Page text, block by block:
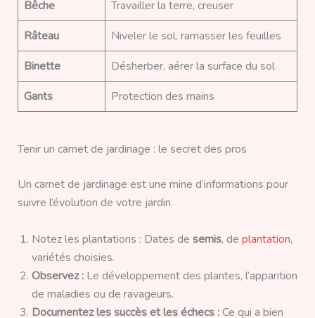
Bêche
Travailler la terre, creuser
Râteau
Niveler le sol, ramasser les feuilles
Binette
Désherber, aérer la surface du sol
Gants
Protection des mains
Tenir un carnet de jardinage : le secret des pros
Un carnet de jardinage est une mine d’informations pour
suivre l’évolution de votre jardin.
Notez les plantations : Dates de semis, de plantation,
variétés choisies.
Observez :Le développement des plantes, l’apparition
de maladies ou de ravageurs.
Documentez les succès et les échecs :Ce qui a bien